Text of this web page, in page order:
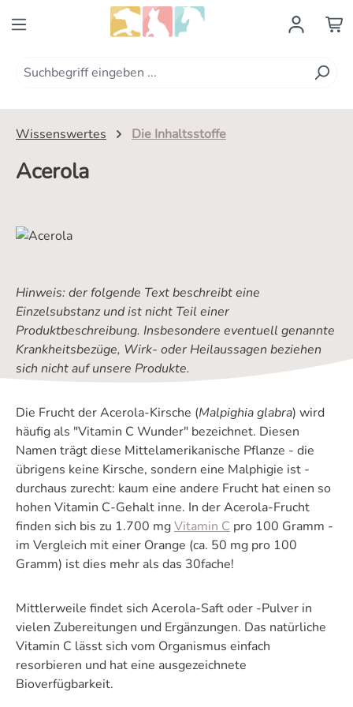
Zum Hauptinhalt springen
Wissenswertes Die Inhaltsstoffe
Acerola
Hinweis: der folgende Text beschreibt eine
Einzelsubstanz und ist nicht Teil einer
Produktbeschreibung. Insbesondere eventuell genannte
Krankheitsbezüge, Wirk- oder Heilaussagen beziehen
sich nicht auf unsere Produkte.
Die Frucht der Acerola-Kirsche (Malpighia glabra) wird
häufig als "Vitamin C Wunder" bezeichnet. Diesen
Namen trägt diese Mittelamerikanische Pflanze - die
übrigens keine Kirsche, sondern eine Malphigie ist -
durchaus zurecht: kaum eine andere Frucht hat einen so
hohen Vitamin C-Gehalt inne. In der Acerola-Frucht
finden sich bis zu 1.700 mgVitamin C pro 100 Gramm -
im Vergleich mit einer Orange (ca. 50 mg pro 100
Gramm) ist dies mehr als das 30fache!
Mittlerweile findet sich Acerola-Saft oder -Pulver in
vielen Zubereitungen und Ergänzungen. Das natürliche
Vitamin C lässt sich vom Organismus einfach
resorbieren und hat eine ausgezeichnete
Bioverfügbarkeit.